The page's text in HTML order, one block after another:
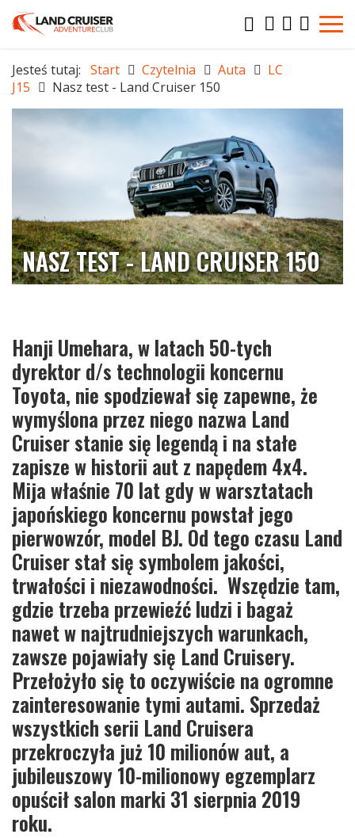
Jesteś tutaj: Start Czytelnia Auta
LC
J15
Nasz test - Land Cruiser 150
NASZ TEST - LAND CRUISER 150
Hanji Umehara, w latach 50-tych
dyrektor d/s technologii koncernu
Toyota, nie spodziewał się zapewne, że
wymyślona przez niego nazwa Land
Cruiser stanie się legendą i na stałe
zapisze w historii aut z napędem 4x4.
Mija właśnie 70 lat gdy w warsztatach
japońskiego koncernu powstał jego
pierwowzór, model BJ. Od tego czasu Land
Cruiser stał się symbolem jakości,
trwałości i niezawodności. Wszędzie tam,
gdzie trzeba przewieźć ludzi i bagaż
nawet w najtrudniejszych warunkach,
zawsze pojawiały się Land Cruisery.
Przełożyło się to oczywiście na ogromne
zainteresowanie tymi autami. Sprzedaż
wszystkich serii Land Cruisera
przekroczyła już 10 milionów aut, a
jubileuszowy 10-milionowy egzemplarz
opuścił salon marki 31 sierpnia 2019
roku.